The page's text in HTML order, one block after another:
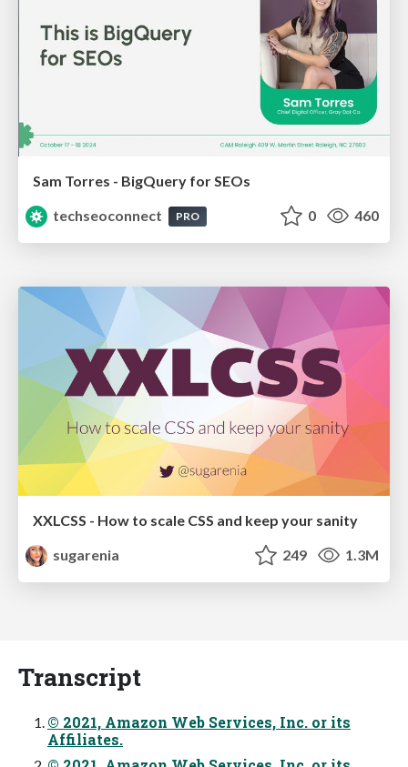
Sam Torres - BigQuery for SEOs
techseoconnect
PRO 0 460
XXLCSS - How to scale CSS and keep your sanity
sugarenia
249 1.3M
Transcript
© 2021, Amazon Web Services, Inc. or its
Affiliates.